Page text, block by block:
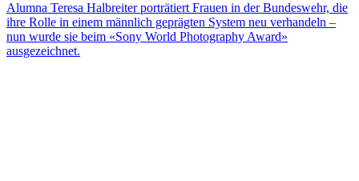
Alumna Teresa Halbreiter porträtiert Frauen in der Bundeswehr, die
ihre Rolle in einem männlich geprägten System neu verhandeln –
nun wurde sie beim «Sony World Photography Award»
ausgezeichnet.